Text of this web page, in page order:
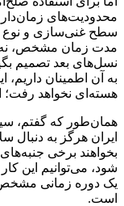
محدودیت‌های زمان‌دار
سطح غنی‌سازی و نوع
مدت زمان مشخص، نه
نسل‌های بعد تصمیم
به آن اطمینان داریم،
هسته‌ای نخواهد رفت؛
همان‌طور که گفتم،
ایران هرگز به دنبال
بخواهند برخی
شود، می‌توانیم این
یک دوره زمانی مشخص
است.